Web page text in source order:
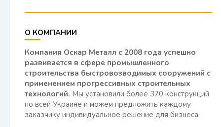
О КОМПАНИИ
Компания Оскар Металл с 2008 года успешно
развивается в сфере промышленного
строительства быстровозводимых сооружений с
применением прогрессивных строительных
технологий. Мы установили более 370 конструкций
по всей Украине и можем предложить каждому
заказчику индивидуальное решение для бизнеса.